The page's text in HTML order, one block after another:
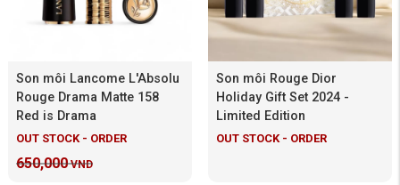
Son môi Lancome L'Absolu
Rouge Drama Matte 158
Red is Drama
OUT STOCK - ORDER
650,000VND
Son môi Rouge Dior
Holiday Gift Set 2024 -
Limited Edition
OUT STOCK - ORDER